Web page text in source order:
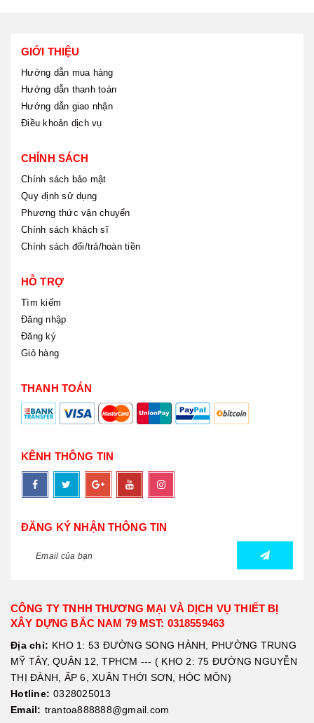
GIỚI THIỆU
Hướng dẫn mua hàng
Hướng dẫn thanh toán
Hướng dẫn giao nhận
Điều khoản dịch vụ
CHÍNH SÁCH
Chính sách bảo mật
Quy định sử dụng
Phương thức vận chuyển
Chính sách khách sĩ
Chính sách đổi/trả/hoàn tiền
HỖ TRỢ
Tìm kiếm
Đăng nhập
Đăng ký
Giỏ hàng
THANH TOÁN
KÊNH THÔNG TIN
ĐĂNG KÝ NHẬN THÔNG TIN
CÔNG TY TNHH THƯƠNG MẠI VÀ DỊCH VỤ THIẾT BỊ
XÂY DỰNG BẮC NAM 79 MST: 0318559463
Địa chỉ: KHO 1: 53 ĐƯỜNG SONG HÀNH, PHƯỜNG TRUNG
MỸ TÂY, QUẬN 12, TPHCM --- ( KHO 2: 75 ĐƯỜNG NGUYỄN
THỊ ĐÀNH, ẤP 6, XUÂN THỚI SƠN, HÓC MÔN)
Hotline: 0328025013
Email: trantoa888888@gmail.com